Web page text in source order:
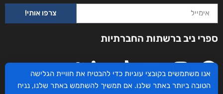
צרפו אותי!
ספרי ניב ברשתות החברתיות
אנו משתמשים בקובצי עוגיות כדי להבטיח את חוויית הגלישה
הטובה ביותר באתר שלנו. אם תמשיך להשתמש באתר שלנו, נניח